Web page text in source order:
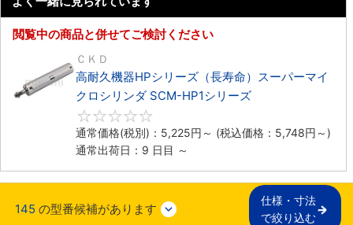
閲覧中の商品と併せてご検討ください
ＣＫＤ
高耐久機器HPシリーズ（長寿命）スーパーマイ
クロシリンダ SCM-HP1シリーズ
通常価格(税別)： 5,225円 ～ (税込価格： 5,748円 ～)
通常出荷日：9 日目 ～
145 の型番候補があります
仕様・寸法
で絞り込む